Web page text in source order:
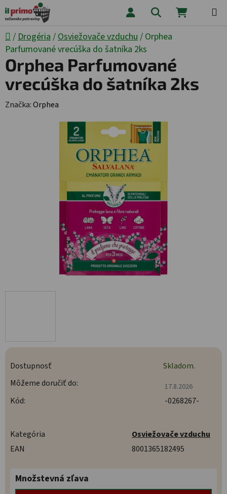
Prejsť na obsah Hľadať
Domov
/ Drogéria / Osviežovače vzduchu / Orphea
Parfumované vrecúška do šatníka 2ks
Dostupnosť
Skladom.
Môžeme doručiť do:
17.8.2026
Kód: -0268267-
Kategória
Osviežovače vzduchu
EAN
8001365182495
Množstevná zľava
Orphea Parfumované
vrecúška do šatníka 2ks
Značka:Orphea